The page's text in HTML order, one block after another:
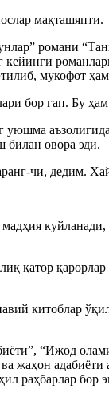
мақташяпти.
романи
мукофот
бор гап. Бу
билан овора эди.
чи, дедим.
қарорлар
китоблар
“Ижод
жаҳон
бор